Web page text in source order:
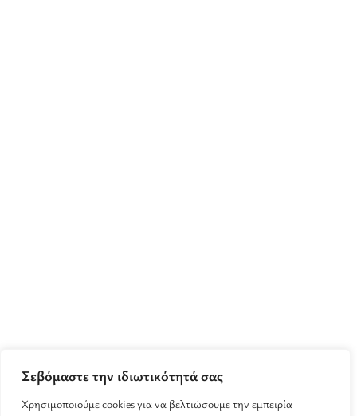
Σεβόμαστε την ιδιωτικότητά σας
Χρησιμοποιούμε cookies για να βελτιώσουμε την εμπειρία